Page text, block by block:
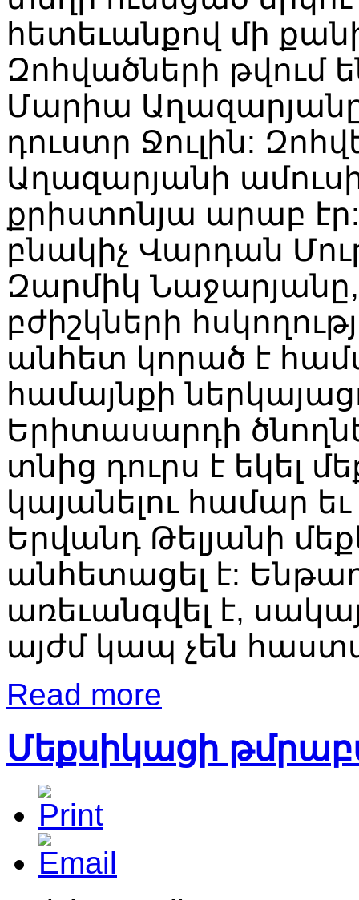
հետեւանքով մի
Զոհվածների թվում
Մարիա
դուստր Ջուլին:
Աղազարյանի
քրիստոնյա արաբ էր
բնակիչ Վարդան
Զարմիկ Նաջարյանը
բժիշկների
անհետ կորած է
համայնքի
Երիտասարդի
տնից դուրս է եկել
կայանելու համար եւ
Երվանդ Թելյանի
անհետացել է:
առեւանգվել է,
այժմ կապ չեն
Read more
Մեքսիկացի